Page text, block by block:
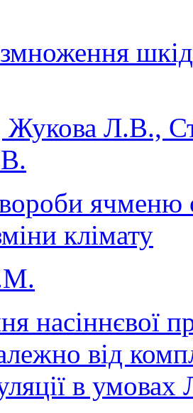
Жукова Л.В.,
ячменю
клімату
насіннєвої
від
в